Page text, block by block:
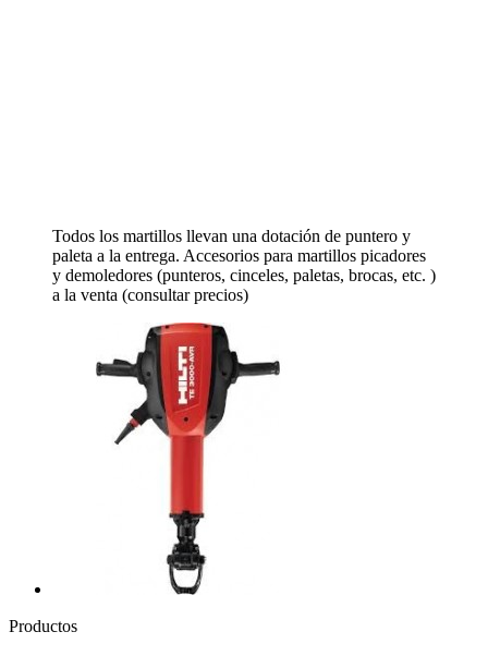
Todos los martillos llevan una dotación de puntero y
paleta a la entrega. Accesorios para martillos picadores
y demoledores (punteros, cinceles, paletas, brocas, etc. )
a la venta (consultar precios)
Productos